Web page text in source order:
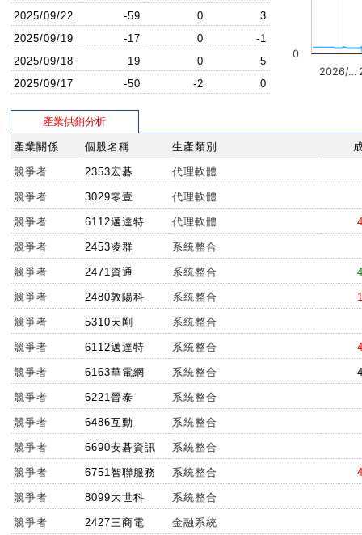
2025/09/22
-59 0
3
2025/09/19
-17 0
-1
2025/09/18
19 0
5
2025/09/17
-50 -2 0
2026/…
0
產業供銷分析
產業關係 個股名稱 生產類別
競爭者 2353宏碁 代理軟體
競爭者 3029零壹 代理軟體
競爭者 6112邁達特 代理軟體
競爭者 2453凌群 系統整合
競爭者 2471資通 系統整合
競爭者 2480敦陽科 系統整合
競爭者 5310天剛 系統整合
競爭者 6112邁達特 系統整合
競爭者 6163華電網 系統整合
競爭者 6221晉泰 系統整合
競爭者 6486互動 系統整合
競爭者 6690安碁資訊 系統整合
競爭者 6751智聯服務 系統整合
競爭者 8099大世科 系統整合
競爭者 2427三商電 金融系統